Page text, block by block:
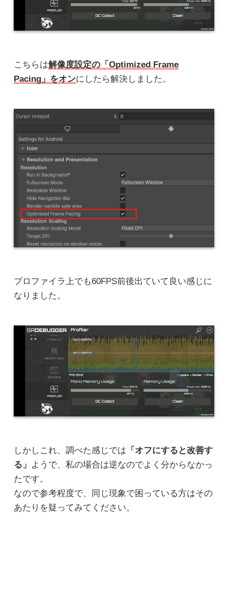
こちらは解像度設定の「Optimized Frame
Pacing」をオンにしたら解決しました。
プロファイラ上でも60FPS前後出ていて良い感じに
なりました。
しかしこれ、調べた感じでは 「オフにすると改善す
る」 ようで、私の場合は逆なのでよく分からなかっ
たです。
なので参考程度で、同じ現象で困っている方はその
あたりを疑ってみてください。